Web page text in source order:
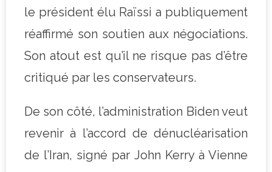
le président élu Raïssi a publiquement
réaffirmé son soutien aux négociations.
Son atout est qu’il ne risque pas d’être
critiqué par les conservateurs.
De son côté, l’administration Biden veut
revenir à l’accord de dénucléarisation
de l’Iran, signé par John Kerry à Vienne